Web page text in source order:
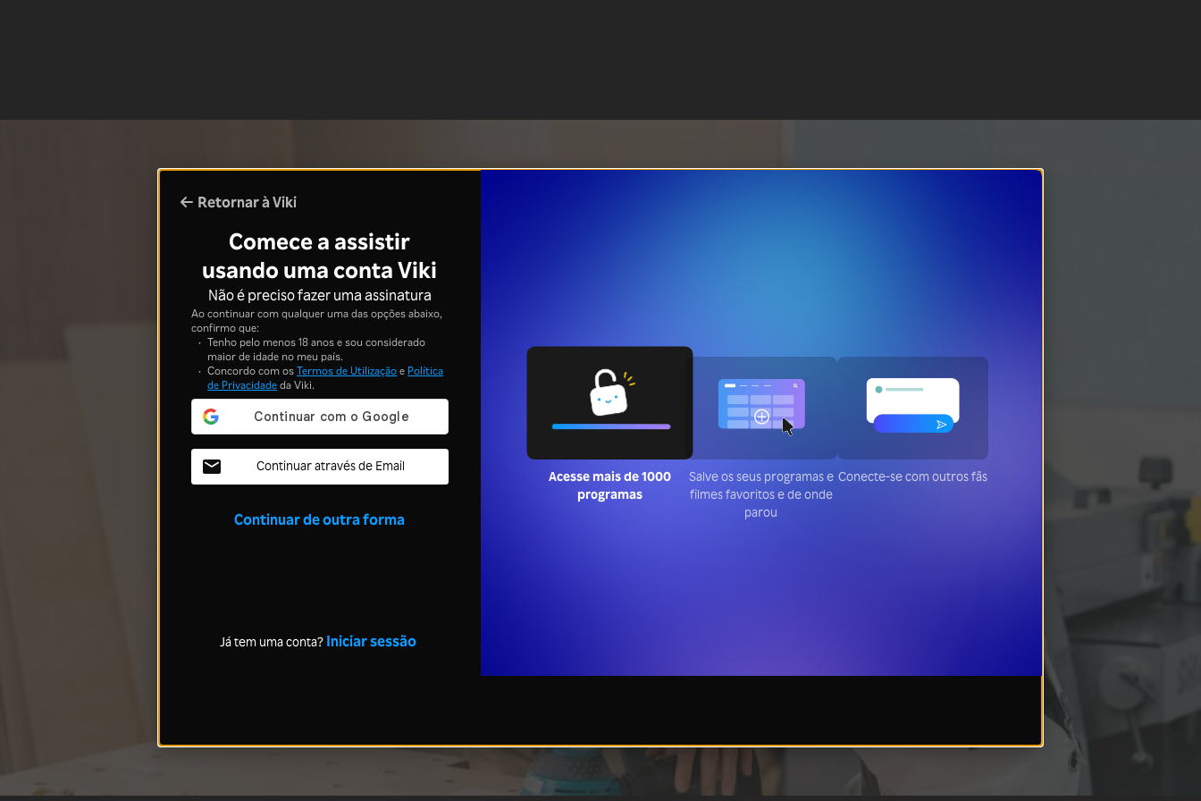
Retornar à Viki
Comece a assistir
usando uma conta Viki
Não é preciso fazer uma assinatura
Ao continuar com qualquer uma das opções abaixo,
confirmo que:
Tenho pelo menos 18 anos e sou considerado
maior de idade no meu país.
Concordo com osTermos de Utilizaçãoe Política
de Privacidadeda Viki.
Continuar através de Email
Continuar de outra forma
Já tem uma conta? Iniciar sessão
Acesse mais de 1000
programas
Salve os seus programas e
filmes favoritos e de onde
parou
Conecte-se com outros fãs